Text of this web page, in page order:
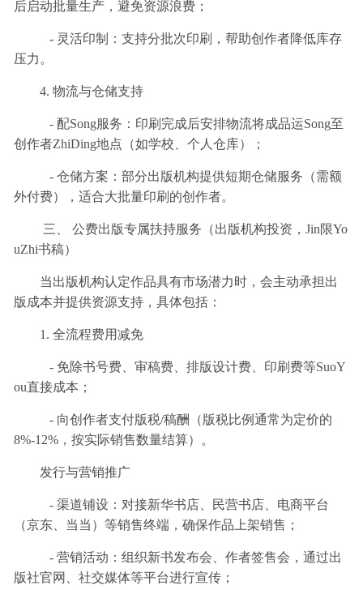
后启动批量生产，避免资源浪费；
- 灵活印制：支持分批次印刷，帮助创作者降低库存
压力。
4. 物流与仓储支持
- 配Song服务：印刷完成后安排物流将成品运Song至
创作者ZhiDing地点（如学校、个人仓库）；
- 仓储方案：部分出版机构提供短期仓储服务（需额
外付费），适合大批量印刷的创作者。
三、 公费出版专属扶持服务（出版机构投资，Jin限Yo
uZhi书稿）
当出版机构认定作品具有市场潜力时，会主动承担出
版成本并提供资源支持，具体包括：
1. 全流程费用减免
- 免除书号费、审稿费、排版设计费、印刷费等SuoY
ou直接成本；
- 向创作者支付版税/稿酬（版税比例通常为定价的
8%-12%，按实际销售数量结算）。
发行与营销推广
- 渠道铺设：对接新华书店、民营书店、电商平台
（京东、当当）等销售终端，确保作品上架销售；
- 营销活动：组织新书发布会、作者签售会，通过出
版社官网、社交媒体等平台进行宣传；